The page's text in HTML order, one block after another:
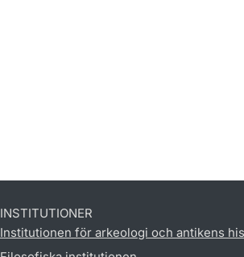
INSTITUTIONER
Institutionen för arkeologi och antikens